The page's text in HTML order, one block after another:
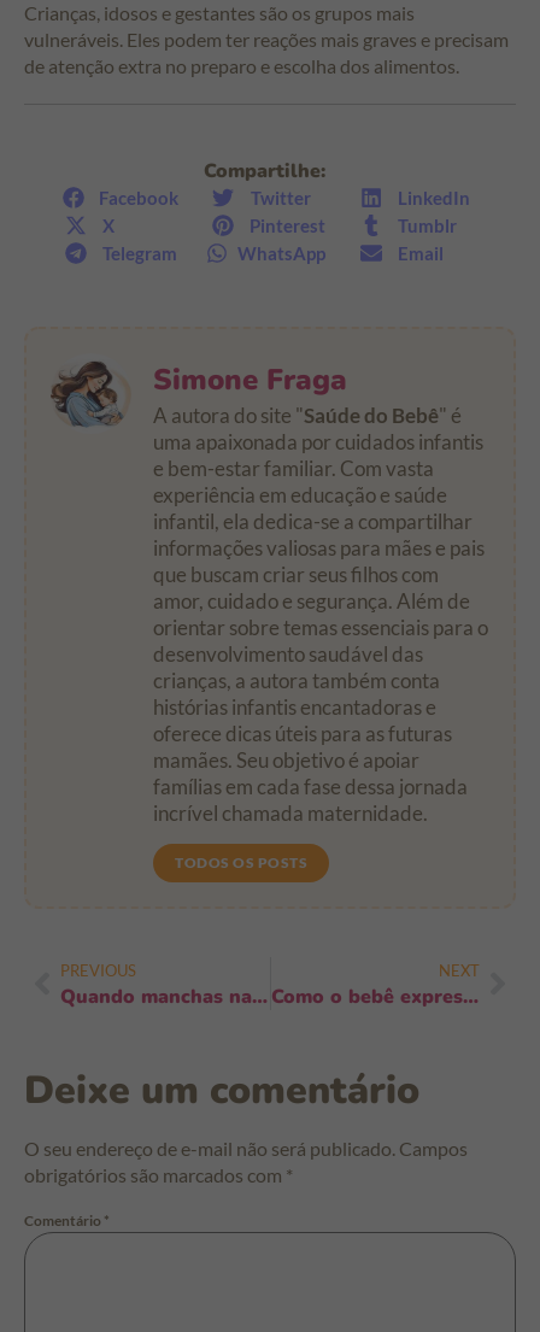
Crianças, idosos e gestantes são os grupos mais
vulneráveis. Eles podem ter reações mais graves e precisam
de atenção extra no preparo e escolha dos alimentos.
Compartilhe:
Facebook Twitter
LinkedIn
X
Pinterest
Tumblr
Telegram
WhatsApp Email
Simone Fraga
A autora do site "Saúde do Bebê" é
uma apaixonada por cuidados infantis
e bem-estar familiar. Com vasta
experiência em educação e saúde
infantil, ela dedica-se a compartilhar
informações valiosas para mães e pais
que buscam criar seus filhos com
amor, cuidado e segurança. Além de
orientar sobre temas essenciais para o
desenvolvimento saudável das
crianças, a autora também conta
histórias infantis encantadoras e
oferece dicas úteis para as futuras
mamães. Seu objetivo é apoiar
famílias em cada fase dessa jornada
incrível chamada maternidade.
TODOS OS POSTS
PREVIOUS
Quando manchas na pele indicam infecção: sinais, urgência e o que fazer já
NEXT
Como o bebê expressa conforto e desconforto: sinais que todo pai deve entender
Deixe um comentário
O seu endereço de e-mail não será publicado. Campos
obrigatórios são marcados com *
Comentário *